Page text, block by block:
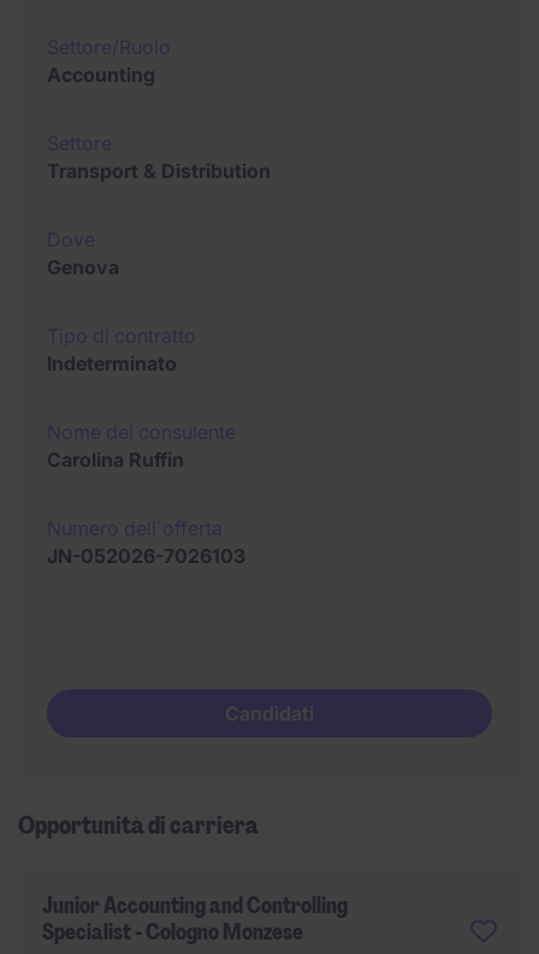
Accounting
Transport & Distribution
Genova
Indeterminato
Carolina Ruffin
JN-052026-7026103
Candidati
Opportunità di carriera
Junior Accounting and Controlling
Specialist - Cologno Monzese